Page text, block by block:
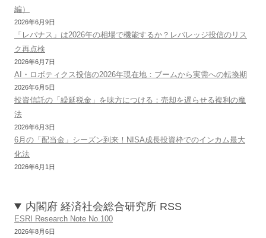
編）
2026年6月9日
「レバナス」は2026年の相場で機能するか？レバレッジ投信のリス
ク再点検
2026年6月7日
AI・ロボティクス投信の2026年現在地：ブームから実需への転換期
2026年6月5日
投資信託の「繰延税金」を味方につける：売却を遅らせる複利の魔
法
2026年6月3日
6月の「配当金」シーズン到来！NISA成長投資枠でのインカム最大
化法
2026年6月1日
内閣府 経済社会総合研究所 RSS
ESRI Research Note No.100
2026年8月6日